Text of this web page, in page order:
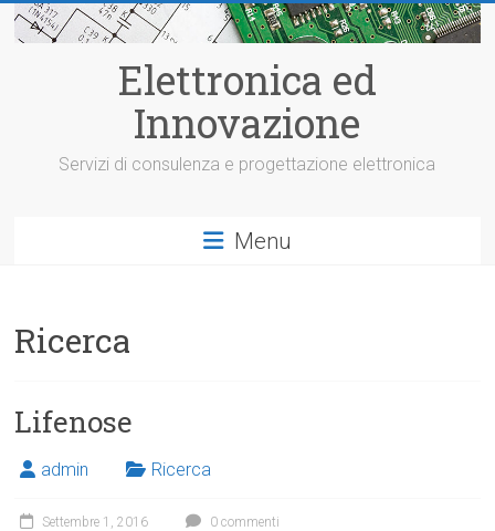
Vai
Elettronica ed
Innovazione
Servizi di consulenza e progettazione elettronica
Menu
Ricerca
Lifenose
admin Ricerca
Settembre 1, 2016 0 commenti